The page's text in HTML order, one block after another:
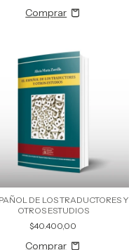
DE LOS TRADUCTORES Y
OTROS ESTUDIOS
$40.400,00